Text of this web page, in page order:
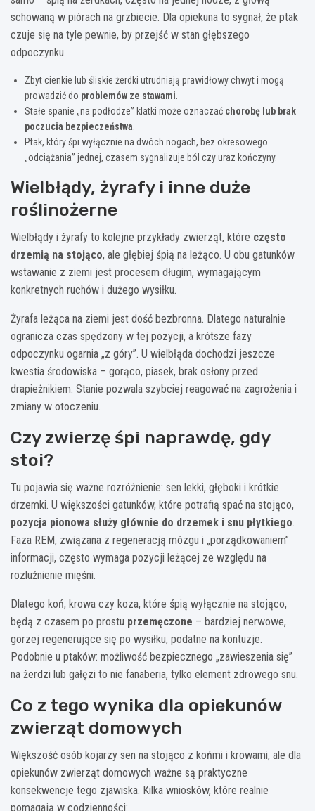
schowaną w piórach na grzbiecie. Dla opiekuna to sygnał, że ptak
czuje się na tyle pewnie, by przejść w stan głębszego
odpoczynku.
Zbyt cienkie lub śliskie żerdki utrudniają prawidłowy chwyt i mogą
prowadzić do problemów ze stawami.
Stałe spanie „na podłodze” klatki może oznaczać chorobę lub brak
poczucia bezpieczeństwa.
Ptak, który śpi wyłącznie na dwóch nogach, bez okresowego
„odciążania” jednej, czasem sygnalizuje ból czy uraz kończyny.
Wielbłądy, żyrafy i inne duże
roślinożerne
Wielbłądy i żyrafy to kolejne przykłady zwierząt, które często
drzemią na stojąco, ale głębiej śpią na leżąco. U obu gatunków
wstawanie z ziemi jest procesem długim, wymagającym
konkretnych ruchów i dużego wysiłku.
Żyrafa leżąca na ziemi jest dość bezbronna. Dlatego naturalnie
ogranicza czas spędzony w tej pozycji, a krótsze fazy
odpoczynku ogarnia „z góry”. U wielbłąda dochodzi jeszcze
kwestia środowiska – gorąco, piasek, brak osłony przed
drapieżnikiem. Stanie pozwala szybciej reagować na zagrożenia i
zmiany w otoczeniu.
Czy zwierzę śpi naprawdę, gdy
stoi?
Tu pojawia się ważne rozróżnienie: sen lekki, głęboki i krótkie
drzemki. U większości gatunków, które potrafią spać na stojąco,
pozycja pionowa służy głównie do drzemek i snu płytkiego.
Faza REM, związana z regeneracją mózgu i „porządkowaniem”
informacji, często wymaga pozycji leżącej ze względu na
rozluźnienie mięśni.
Dlatego koń, krowa czy koza, które śpią wyłącznie na stojąco,
będą z czasem po prostu przemęczone – bardziej nerwowe,
gorzej regenerujące się po wysiłku, podatne na kontuzje.
Podobnie u ptaków: możliwość bezpiecznego „zawieszenia się”
na żerdzi lub gałęzi to nie fanaberia, tylko element zdrowego snu.
Co z tego wynika dla opiekunów
zwierząt domowych
Większość osób kojarzy sen na stojąco z końmi i krowami, ale dla
opiekunów zwierząt domowych ważne są praktyczne
konsekwencje tego zjawiska. Kilka wniosków, które realnie
pomagają w codzienności: